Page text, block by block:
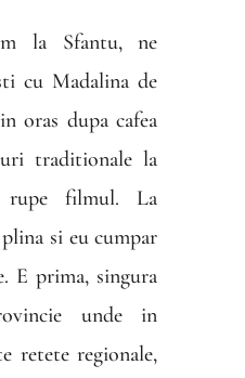
la Sfantu, ne
cu Madalina de
oras dupa cafea
traditionale la
filmul. La
si eu cumpar
E prima, singura
unde in
retete regionale,